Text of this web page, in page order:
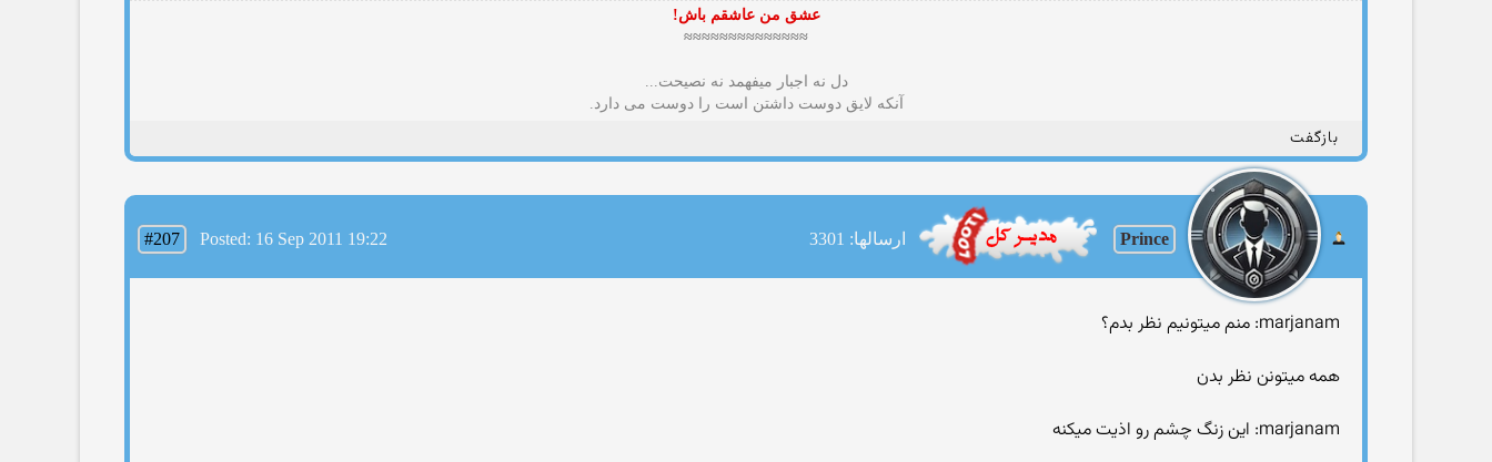
عشق من عاشقم باش!
≈≈≈≈≈≈≈≈≈≈≈≈≈≈
دل نه اجبار میفهمد نه نصیحت...
آنکه لایق دوست داشتن است را دوست می دارد.
بازگفت
Prince ارسالها: 3301 #207 Posted: 16 Sep 2011 19:22
marjanam: منم میتونیم نظر بدم؟
همه میتونن نظر بدن
marjanam: این زنگ چشم رو اذیت میكنه